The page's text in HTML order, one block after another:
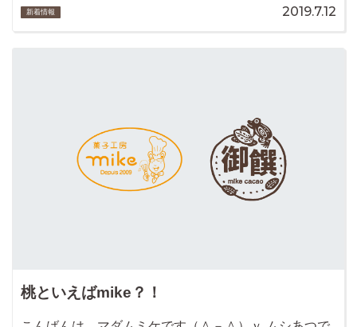
新着情報 2019.7.12
桃といえばmike？！